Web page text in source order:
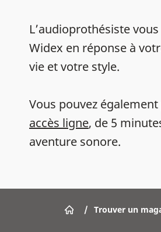
L’audioprothésiste
Widex en réponse à
vie et votre style.
Vous pouvez
accès ligne, de 5
aventure sonore.
/ Trouver un